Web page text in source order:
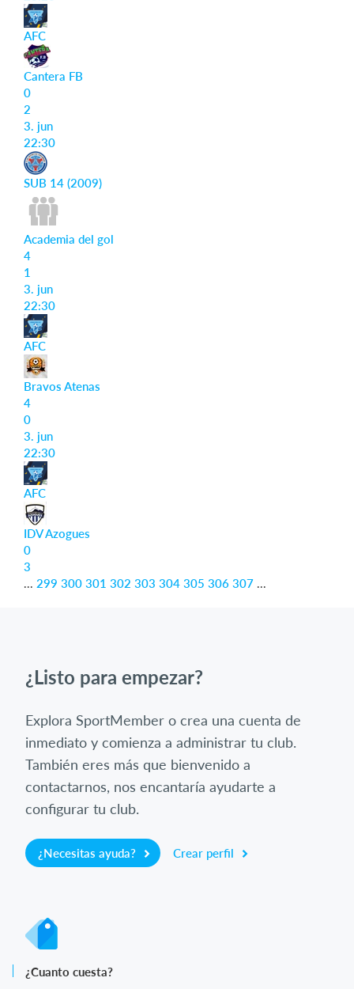
AFC
Cantera FB
0
2
3. jun
22:30
SUB 14 (2009)
Academia del gol
4
1
3. jun
22:30
AFC
Bravos Atenas
4
0
3. jun
22:30
AFC
IDV Azogues
0
3
... 299 300 301 302 303 304 305 306 307 ...
¿Listo para empezar?
Explora SportMember o crea una cuenta de
inmediato y comienza a administrar tu club.
También eres más que bienvenido a
contactarnos, nos encantaría ayudarte a
configurar tu club.
¿Necesitas ayuda? Crear perfil
¿Cuanto cuesta?